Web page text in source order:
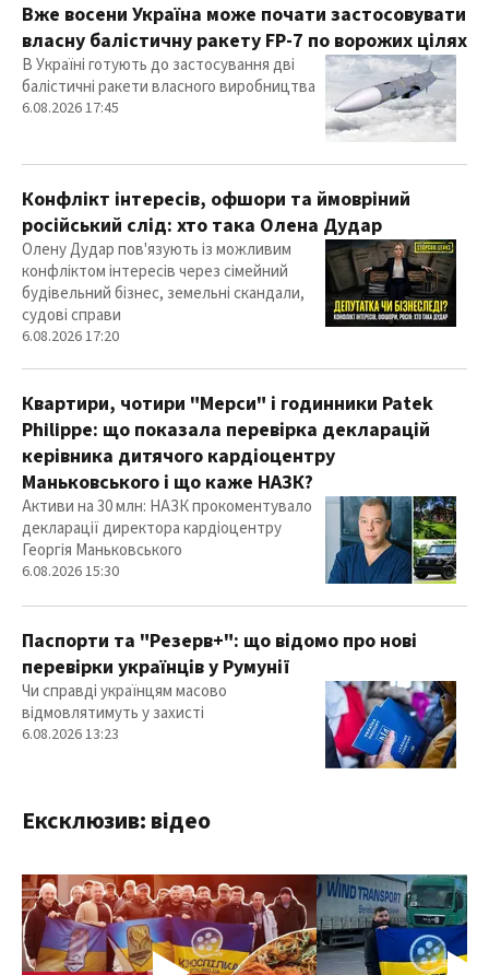
Вже восени Україна може почати застосовувати
власну балістичну ракету FP-7 по ворожих цілях
В Україні готують до застосування дві
балістичні ракети власного виробництва
6.08.2026 17:45
Конфлікт інтересів, офшори та ймовріний
російський слід: хто така Олена Дудар
Олену Дудар пов'язують із можливим
конфліктом інтересів через сімейний
будівельний бізнес, земельні скандали,
судові справи
6.08.2026 17:20
Квартири, чотири "Мерси" і годинники Patek
Philippe: що показала перевірка декларацій
керівника дитячого кардіоцентру
Маньковського і що каже НАЗК?
Активи на 30 млн: НАЗК прокоментувало
декларації директора кардіоцентру
Георгія Маньковського
6.08.2026 15:30
Паспорти та "Резерв+": що відомо про нові
перевірки українців у Румунії
Чи справді українцям масово
відмовлятимуть у захисті
6.08.2026 13:23
Ексклюзив: відео